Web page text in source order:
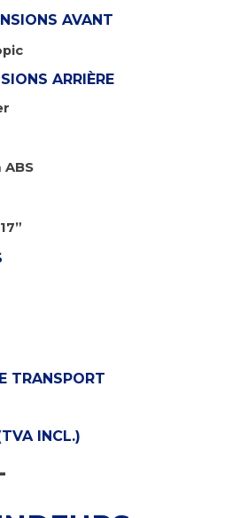
AVANT
ARRIÈRE
TRANSPORT
INCL.)